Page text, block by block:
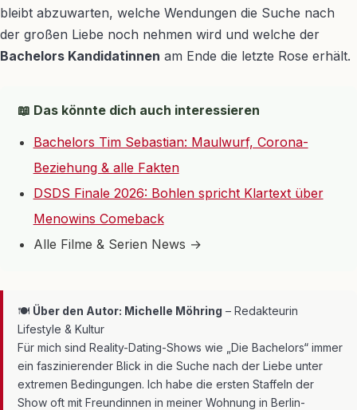
bleibt abzuwarten, welche Wendungen die Suche nach
der großen Liebe noch nehmen wird und welche der
Bachelors Kandidatinnen am Ende die letzte Rose erhält.
📖 Das könnte dich auch interessieren
Bachelors Tim Sebastian: Maulwurf, Corona-
Beziehung & alle Fakten
DSDS Finale 2026: Bohlen spricht Klartext über
Menowins Comeback
Alle Filme & Serien News →
🍽 Über den Autor: Michelle Möhring – Redakteurin
Lifestyle & Kultur
Für mich sind Reality-Dating-Shows wie „Die Bachelors“ immer
ein faszinierender Blick in die Suche nach der Liebe unter
extremen Bedingungen. Ich habe die ersten Staffeln der
Show oft mit Freundinnen in meiner Wohnung in Berlin-